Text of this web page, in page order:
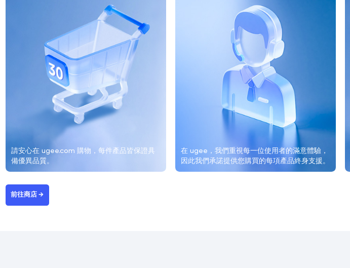
請安心在 ugee.com 購物，每件產品皆保證具
備優異品質。
在 ugee，我們重視每一位使用者的滿意體驗，
因此我們承諾提供您購買的每項產品終身支援。
前往商店 →